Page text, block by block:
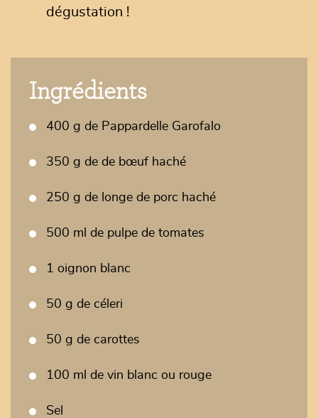
dégustation !
Ingrédients
400 g de Pappardelle Garofalo
350 g de de bœuf haché
250 g de longe de porc haché
500 ml de pulpe de tomates
1 oignon blanc
50 g de céleri
50 g de carottes
100 ml de vin blanc ou rouge
Sel